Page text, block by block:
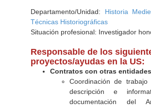
Departamento/Unidad: Historia
Técnicas Historiográficas
Situación profesional: Investigador
Responsable de los
proyectos/ayudas en la US:
Contratos con otras
Coordinación de trabajo
descripción e
documentación del